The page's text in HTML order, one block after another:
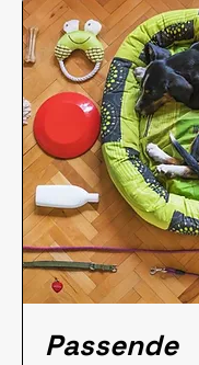
Passende